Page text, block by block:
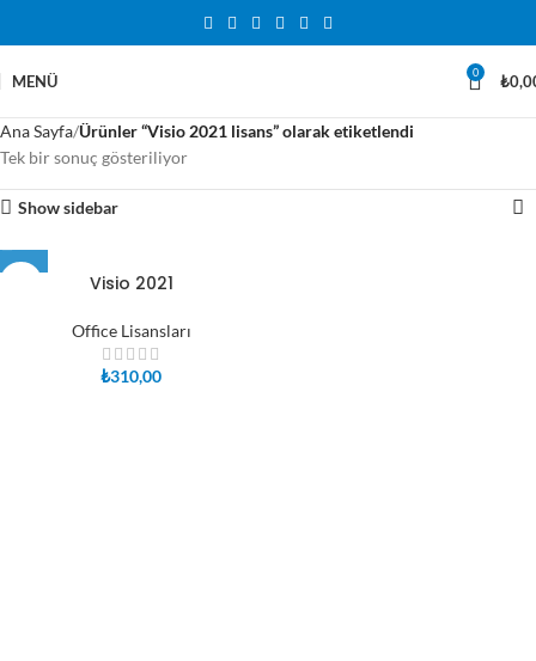
MENÜ 0 ₺
Ana Sayfa Ürünler “Visio 2021 lisans” olarak etiketlendi
Tek bir sonuç gösteriliyor
Show sidebar
Visio 2021
Office Lisansları
₺310,00